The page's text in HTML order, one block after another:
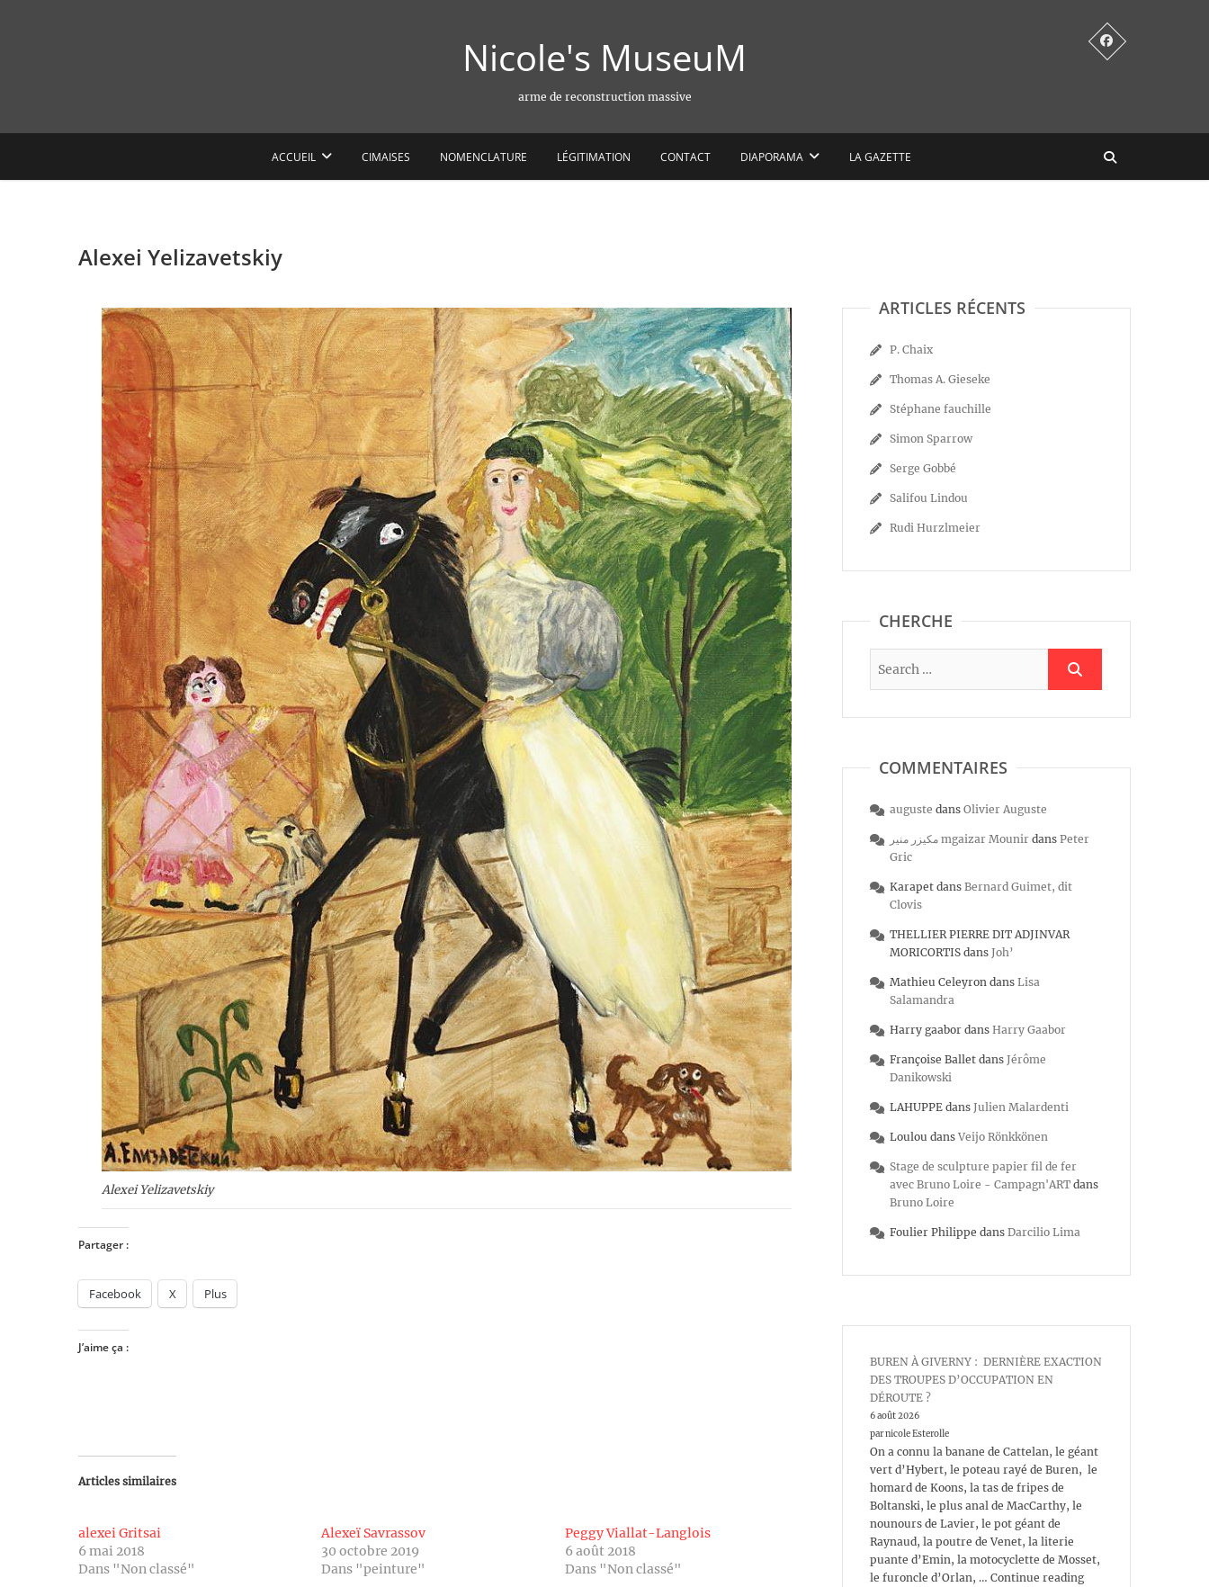
Nicole's MuseuM
arme de reconstruction massive
ACCUEIL CIMAISES NOMENCLATURE LÉGITIMATION CONTACT DIAPORAMA LA GAZETTE
Alexei Yelizavetskiy
Alexei Yelizavetskiy
Partager :
Facebook X Plus
J’aime ça :
Articles similaires
alexei Gritsai
6 mai 2018
Dans "Non classé"
Alexeï Savrassov
30 octobre 2019
Dans "peinture"
Peggy Viallat-Langlois
6 août 2018
Dans "Non classé"
ARTICLES RÉCENTS
P. Chaix
Thomas A. Gieseke
Stéphane fauchille
Simon Sparrow
Serge Gobbé
Salifou Lindou
Rudi Hurzlmeier
CHERCHE
COMMENTAIRES
auguste dans Olivier Auguste
مكيزر منير mgaizar Mounir dans Peter
Gric
Karapet dans Bernard Guimet, dit
Clovis
THELLIER PIERRE DIT ADJINVAR
MORICORTIS dans Joh’
Mathieu Celeyron dans Lisa
Salamandra
Harry gaabor dans Harry Gaabor
Françoise Ballet dans Jérôme
Danikowski
LAHUPPE dans Julien Malardenti
Loulou dans Veijo Rönkkönen
Stage de sculpture papier fil de fer
avec Bruno Loire - Campagn'ART dans
Bruno Loire
Foulier Philippe dans Darcilio Lima
BUREN À GIVERNY : DERNIÈRE EXACTION
DES TROUPES D’OCCUPATION EN
DÉROUTE ?
6 août 2026
par nicole Esterolle
On a connu la banane de Cattelan, le géant
vert d’Hybert, le poteau rayé de Buren, le
homard de Koons, la tas de fripes de
Boltanski, le plus anal de MacCarthy, le
nounours de Lavier, le pot géant de
Raynaud, la poutre de Venet, la literie
puante d’Emin, la motocyclette de Mosset,
le furoncle d’Orlan, … Continue reading